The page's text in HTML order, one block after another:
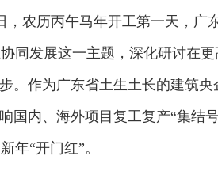
，农历丙午马年开工第一天，广
同发展这一主题，深化研讨在
。作为广东省土生土长的建筑
国内、海外项目复工复产“集结
年“开门红”。